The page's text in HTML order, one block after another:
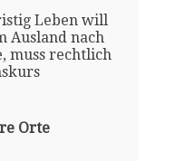
Leben will
Ausland nach
muss rechtlich
Orte